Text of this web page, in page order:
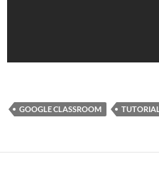
GOOGLE CLASSROOM TUTORIAL